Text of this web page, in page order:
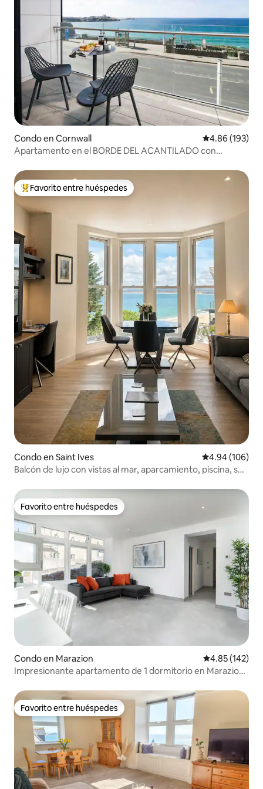
Condo en Cornwall Calificación
4.86 (193)
Apartamento en el BORDE DEL ACANTILADO con
Favorito entre huéspedes preferido
Favorito entre huéspedes
Condo en Saint Ives Calificación
4.94 (106)
Balcón de lujo con vistas al mar, aparcamiento, piscina, spa
Favorito entre huéspedes
Favorito entre huéspedes
Condo en Marazion Calificación
4.85 (142)
Impresionante apartamento de 1 dormitorio en Marazion
Favorito entre huéspedes
Favorito entre huéspedes